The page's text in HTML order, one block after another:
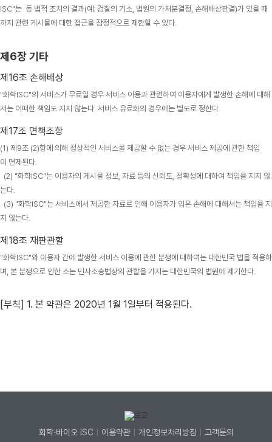
ISC"는 동 법적 조치의 결과(예: 검찰의 기소, 법원의 가처분결정, 손해배상판결)가 있을 때
까지 관련 게시물에 대한 접근을 잠정적으로 제한할 수 있다.
제6장 기타
제16조 손해배상
"화학ISC"의 서비스가 무료일 경우 서비스 이용과 관련하여 이용자에게 발생한 손해에 대해
서는 어떠한 책임도 지지 않는다. 서비스 유료화의 경우에는 별도로 정한다.
제17조 면책조항
(1) 제9조 (2)항에 의해 정상적인 서비스를 제공할 수 없는 경우 서비스 제공에 관한 책임
이 면제된다.
(2) "화학ISC"는 이용자의 게시물 정보, 자료 등의 신뢰도, 정확성에 대하여 책임을 지지 않
는다.
(3) "화학ISC"는 서비스에서 제공한 자료로 인해 이용자가 입은 손해에 대해서는 책임을 지
지 않는다.
제18조 재판관할
"화학ISC"와 이용자 간에 발생한 서비스 이용에 관한 분쟁에 대하여는 대한민국 법을 적용하
며, 본 분쟁으로 인한 소는 민사소송법상의 관할을 가지는 대한민국의 법원에 제기한다.
[부칙] 1. 본 약관은 2020년 1월 1일부터 적용된다.
화학·바이오 ISC 이용약관 개인정보처리방침 고객문의